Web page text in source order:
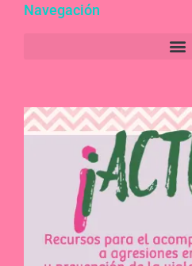
Navegación